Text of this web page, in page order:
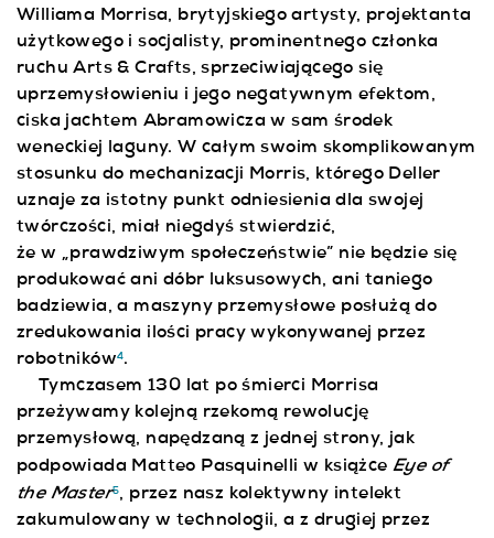
Williama Morrisa, brytyjskiego artysty, projektanta
użytkowego i socjalisty, prominentnego członka
ruchu Arts & Crafts, sprzeciwiającego się
uprzemysłowieniu i jego negatywnym efektom,
ciska jachtem Abramowicza w sam środek
weneckiej laguny. W całym swoim skomplikowanym
stosunku do mechanizacji Morris, którego Deller
uznaje za istotny punkt odniesienia dla swojej
twórczości, miał niegdyś stwierdzić,
że w „prawdziwym społeczeństwie” nie będzie się
produkować ani dóbr luksusowych, ani taniego
badziewia, a maszyny przemysłowe posłużą do
zredukowania ilości pracy wykonywanej przez
robotników4.
Tymczasem 130 lat po śmierci Morrisa
przeżywamy kolejną rzekomą rewolucję
przemysłową, napędzaną z jednej strony, jak
podpowiada Matteo Pasquinelli w książce Eye of
the Master5, przez nasz kolektywny intelekt
zakumulowany w technologii, a z drugiej przez